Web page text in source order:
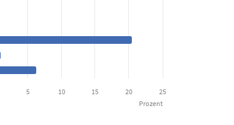
Prozent
5 10 15 20 25